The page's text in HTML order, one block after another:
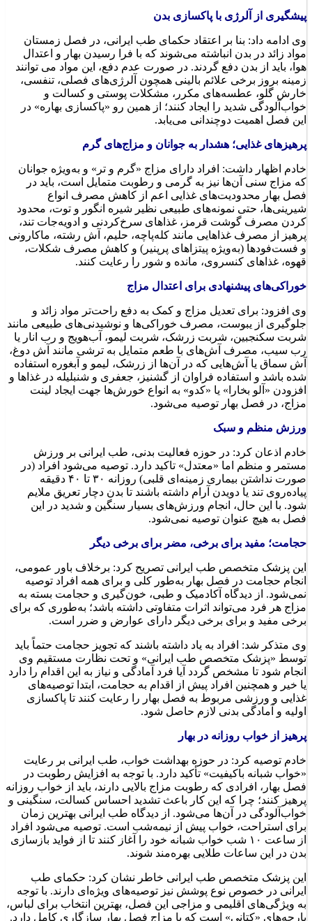
وی ادامه داد: بنا بر اعتقاد حکمای طب ایرانی، در فصل زمستان
هوا، باید از بدن دفع گردند. در صورت عدم دفع، این مواد می توانند
زمینه بروز برخی علائم بالینی همچون آلرژی‌های فصلی، تنفسی،
خارش گلو، عطسه‌های مکرر، مشکلات پوستی و کسالت و
خواب‌آلودگی شدید را ایجاد کنند؛ از همین رو «پاکسازی بهاره» در
این فصل اهمیت دوچندانی می‌یابد.
پرهیزهای غذایی؛ هشدار به جوانان و مزاج‌های گرم
خادم اظهار داشت: افراد دارای مزاج «گرم و تر» و به‌ویژه جوانان
فصل بهار محدودیت‌های غذایی اعم از کاهش مصرف انواع
شیرینی‌ها، حتی نمونه‌های طبیعی نظیر شیره انگور و توت، محدود
کردن مصرف گوشت قرمز، غذاهای سرخ‌کردنی و ادویه‌جات تند،
پرهیز از مصرف غذاهایی مانند کله‌پاچه، حلیم، آش رشته، ماکارونی
و فست‌فودها (به‌ویژه پیتزاهای پرپنیر) و کاهش مصرف شکلات،
قهوه، غذاهای کنسروی، مانده و شور را رعایت کنند.
خوراکی‌های پیشنهادی برای اعتدال مزاج
وی افزود: برای تعدیل مزاج و کمک به دفع راحت‌تر مواد زائد و
شربت سکنجبین، شربت زرشک، شربت لیمو، آب‌هویج و رب انار یا
رب سیب، مصرف آش‌های با طعم متمایل به ترشی مانند آش دوغ،
آش سماق یا آش‌هایی که در آن‌ها از زرشک، لیمو و آبغوره استفاده
شده باشد و استفاده فراوان از گشنیز، جعفری و شنبلیله در غذاها و
افزودن «آلو بخارا» یا «کدو» به انواع خورش‌ها جهت ایجاد لینت
مزاج، در فصل بهار توصیه می‌شود.
ورزش منظم و سبک
خادم اذعان کرد: در حوزه فعالیت بدنی، طب ایرانی بر ورزش
صورت نداشتن بیماری زمینه‌ای قلبی) روزانه ۳۰ تا ۴۰ دقیقه
پیاده‌روی تند یا دویدن آرام داشته باشند تا بدن دچار تعریق ملایم
شود. با این حال، انجام ورزش‌های بسیار سنگین و شدید در این
فصل به هیچ عنوان توصیه نمی‌شود.
حجامت؛ مفید برای برخی، مضر برای برخی دیگر
این پزشک متخصص طب ایرانی تصریح کرد: برخلاف باور عمومی،
نمی‌شود. از دیدگاه آکادمیک و طبی، خون‌گیری و حجامت بسته به
مزاج هر فرد می‌تواند اثرات متفاوتی داشته باشد؛ به‌طوری که برای
برخی مفید و برای برخی دیگر دارای عوارض و ضرر است.
وی متذکر شد: افراد به یاد داشته باشند که تجویز حجامت حتماً باید
انجام شود تا مشخص گردد آیا فرد آمادگی و نیاز به این اقدام را دارد
یا خیر و همچنین افراد پیش از اقدام به حجامت، ابتدا توصیه‌های
غذایی و ورزشی مربوط به فصل بهار را رعایت کنند تا پاکسازی
اولیه و آمادگی بدنی لازم حاصل شود.
پرهیز از خواب روزانه در بهار
خادم توصیه کرد: در حوزه بهداشت خواب، طب ایرانی بر رعایت
فصل بهار، افرادی که رطوبت مزاج بالایی دارند، باید از خواب روزانه
پرهیز کنند؛ چرا که این کار باعث تشدید احساس کسالت، سنگینی و
خواب‌آلودگی در آن‌ها می‌شود. از دیدگاه طب ایرانی بهترین زمان
برای استراحت، خواب پیش از نیمه‌شب است. توصیه می‌شود افراد
از ساعت ۱۰ شب خواب شبانه خود را آغاز کنند تا از فواید بازسازی
بدن در این ساعات طلایی بهره‌مند شوند.
این پزشک متخصص طب ایرانی خاطر نشان کرد: حکمای طب
به ویژگی‌های اقلیمی و مزاجی این فصل، بهترین انتخاب برای لباس،
پارچه‌های «کتانی» است که با مزاج فصل بهار سازگاری کامل دارد.